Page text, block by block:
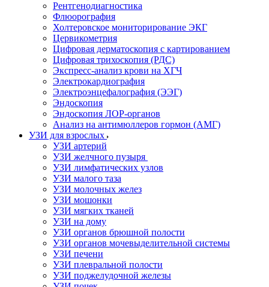
Рентгенодиагностика
Флюорография
Холтеровское мониторирование ЭКГ
Цервикометрия
Цифровая дерматоскопия с картированием
Цифровая трихоскопия (РДС)
Экспресс-анализ крови на ХГЧ
Электрокардиография
Электроэнцефалография (ЭЭГ)
Эндоскопия
Эндоскопия ЛОР-органов
Анализ на антимюллеров гормон (АМГ)
УЗИ для взрослых
УЗИ артерий
УЗИ желчного пузыря
УЗИ лимфатических узлов
УЗИ малого таза
УЗИ молочных желез
УЗИ мошонки
УЗИ мягких тканей
УЗИ на дому
УЗИ органов брюшной полости
УЗИ органов мочевыделительной системы
УЗИ печени
УЗИ плевральной полости
УЗИ поджелудочной железы